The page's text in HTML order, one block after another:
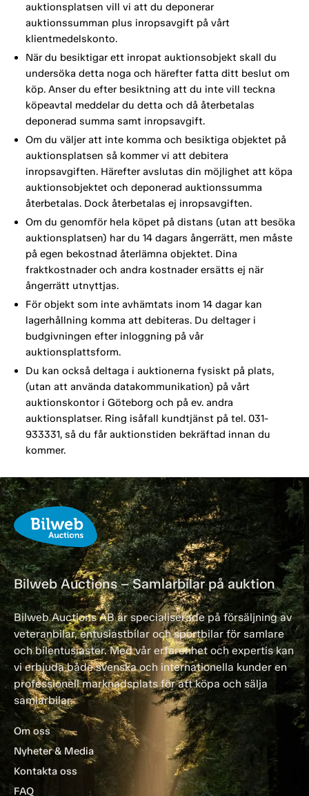
auktionsplatsen vill vi att du deponerar
auktionssumman plus inropsavgift på vårt
klientmedelskonto.
När du besiktigar ett inropat auktionsobjekt skall du
undersöka detta noga och härefter fatta ditt beslut om
köp. Anser du efter besiktning att du inte vill teckna
köpeavtal meddelar du detta och då återbetalas
deponerad summa samt inropsavgift.
Om du väljer att inte komma och besiktiga objektet på
auktionsplatsen så kommer vi att debitera
inropsavgiften. Härefter avslutas din möjlighet att köpa
auktionsobjektet och deponerad auktionssumma
återbetalas. Dock återbetalas ej inropsavgiften.
Om du genomför hela köpet på distans (utan att besöka
auktionsplatsen) har du 14 dagars ångerrätt, men måste
på egen bekostnad återlämna objektet. Dina
fraktkostnader och andra kostnader ersätts ej när
ångerrätt utnyttjas.
För objekt som inte avhämtats inom 14 dagar kan
lagerhållning komma att debiteras. Du deltager i
budgivningen efter inloggning på vår
auktionsplattsform.
Du kan också deltaga i auktionerna fysiskt på plats,
(utan att använda datakommunikation) på vårt
auktionskontor i Göteborg och på ev. andra
auktionsplatser. Ring isåfall kundtjänst på tel. 031-
933331, så du får auktionstiden bekräftad innan du
kommer.
Bilweb Auctions – Samlarbilar på auktion
Bilweb Auctions AB är specialiserade på försäljning av
veteranbilar, entusiastbilar och sportbilar för samlare
och bilentusiaster. Med vår erfarenhet och expertis kan
vi erbjuda både svenska och internationella kunder en
professionell marknadsplats för att köpa och sälja
samlarbilar.
Om oss
Nyheter & Media
Kontakta oss
FAQ